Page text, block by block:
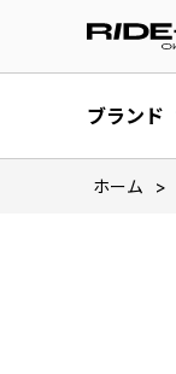
ブランド
ホーム >